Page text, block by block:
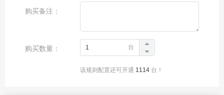
64G-1000GSSD/100M
64G-1000GSSD/100M
CN2
购买备注：
购买数量： 台
该规则配置还可开通 1114 台！